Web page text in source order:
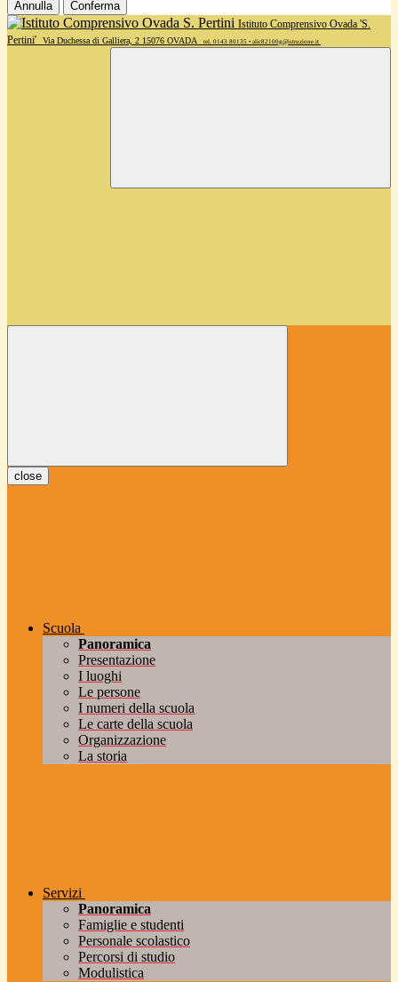
Annulla Conferma
Istituto Comprensivo Ovada 'S.
Pertini'
Via Duchessa di Galliera, 2 15076 OVADA tel. 0143 80135 • alic82100g@istruzione.it
close
Scuola
Panoramica
Presentazione
I luoghi
Le persone
I numeri della scuola
Le carte della scuola
Organizzazione
La storia
Servizi
Panoramica
Famiglie e studenti
Personale scolastico
Percorsi di studio
Modulistica